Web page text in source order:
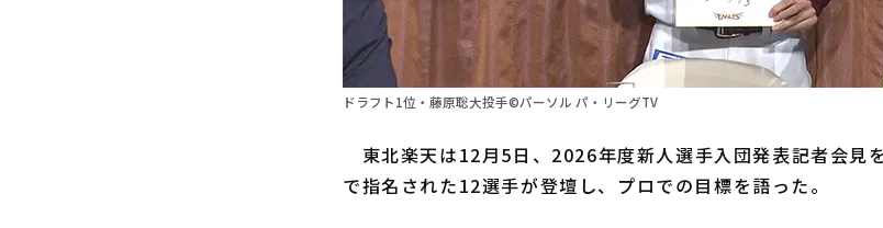
ドラフト1位・藤原聡大投手©パーソル パ・リーグTV
東北楽天は12月5日、2026年度新人選手入団発表記者会見
で指名された12選手が登壇し、プロでの目標を語った。